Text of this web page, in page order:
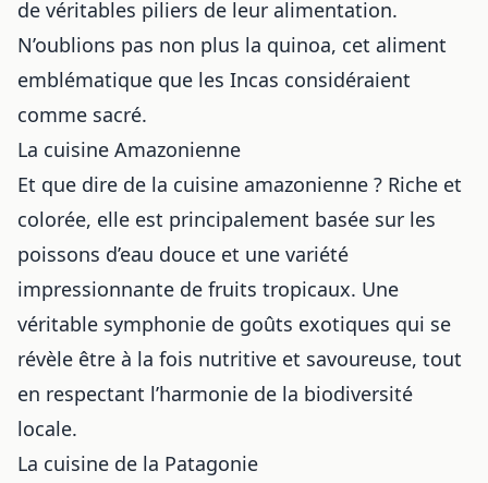
de véritables piliers de leur alimentation.
N’oublions pas non plus la quinoa, cet aliment
emblématique que les Incas considéraient
comme sacré.
La cuisine Amazonienne
Et que dire de la cuisine amazonienne ? Riche et
colorée, elle est principalement basée sur les
poissons d’eau douce et une variété
impressionnante de fruits tropicaux. Une
véritable symphonie de goûts exotiques qui se
révèle être à la fois nutritive et savoureuse, tout
en respectant l’harmonie de la biodiversité
locale.
La cuisine de la Patagonie